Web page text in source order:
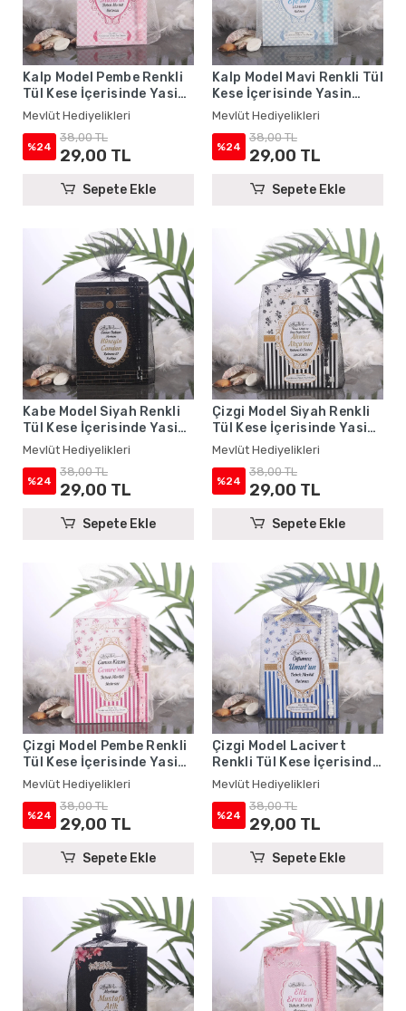
Kalp Model Pembe Renkli
Tül Kese İçerisinde Yasin
Kitabı ve Tesbih - Mevlüt
Hediyelikleri
Mevlüt Hediyelikleri
%24
38,00 TL
29,00 TL
Sepete Ekle
Kalp Model Mavi Renkli Tül
Kese İçerisinde Yasin
Kitabı ve Tesbih - Mevlüt
Hediyelikleri
Mevlüt Hediyelikleri
%24
38,00 TL
29,00 TL
Sepete Ekle
Kabe Model Siyah Renkli
Tül Kese İçerisinde Yasin
Kitabı ve Tesbih - Mevlüt
Hediyelikleri
Mevlüt Hediyelikleri
%24
38,00 TL
29,00 TL
Sepete Ekle
Çizgi Model Siyah Renkli
Tül Kese İçerisinde Yasin
Kitabı ve Tesbih - Mevlüt
Hediyelikleri
Mevlüt Hediyelikleri
%24
38,00 TL
29,00 TL
Sepete Ekle
Çizgi Model Pembe Renkli
Tül Kese İçerisinde Yasin
Kitabı ve Tesbih - Mevlüt
Hediyelikleri
Mevlüt Hediyelikleri
%24
38,00 TL
29,00 TL
Sepete Ekle
Çizgi Model Lacivert
Renkli Tül Kese İçerisinde
Yasin Kitabı ve Tesbih -
Mevlüt Hediyelikleri
Mevlüt Hediyelikleri
%24
38,00 TL
29,00 TL
Sepete Ekle